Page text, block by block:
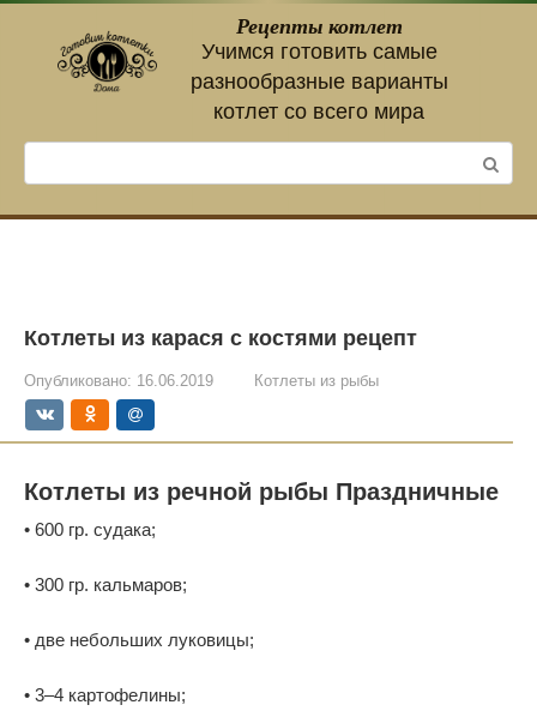
контенту
Рецепты котлет
Учимся готовить самые
разнообразные варианты
котлет со всего мира
Котлеты из карася с костями рецепт
Опубликовано: 16.06.2019 Котлеты из рыбы
Котлеты из речной рыбы Праздничные
• 600 гр. судака;
• 300 гр. кальмаров;
• две небольших луковицы;
• 3–4 картофелины;